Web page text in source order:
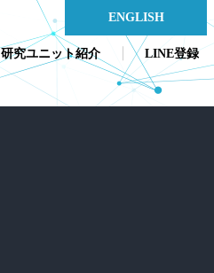
研究ユニット紹介 LINE登録
ENGLISH